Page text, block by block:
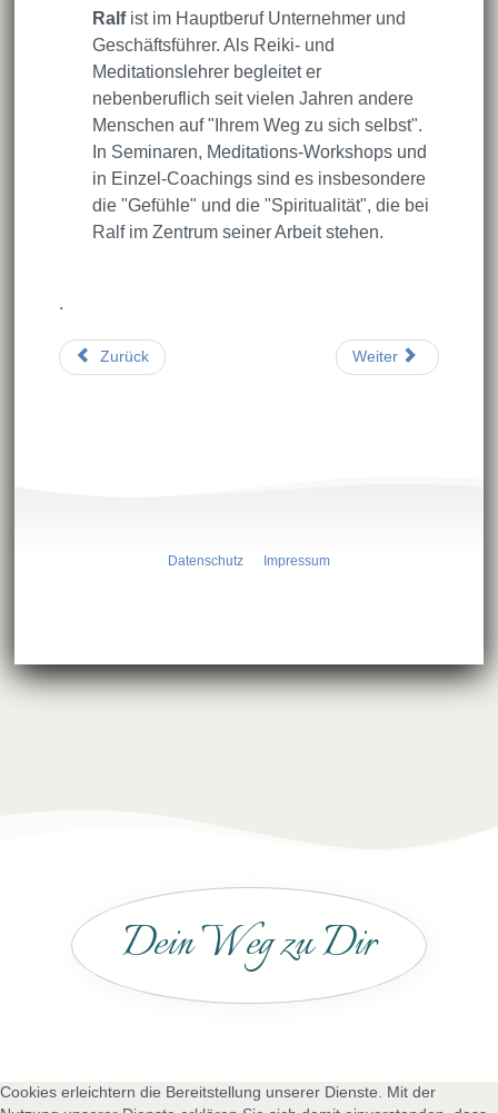
Ralfist im Hauptberuf Unternehmer und
Geschäftsführer. Als Reiki- und
Meditationslehrer begleitet er
nebenberuflich seit vielen Jahren andere
Menschen auf "Ihrem Weg zu sich selbst".
In Seminaren, Meditations-Workshops und
in Einzel-Coachings sind es insbesondere
die "Gefühle" und die "Spiritualität", die bei
Ralf im Zentrum seiner Arbeit stehen.
.
Zurück Weiter
Datenschutz Impressum
Dein Weg zu Dir
Cookies erleichtern die Bereitstellung unserer Dienste. Mit der